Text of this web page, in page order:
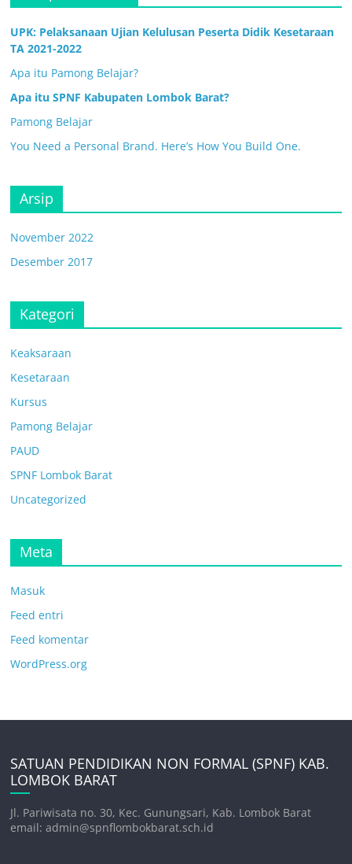
UPK: Pelaksanaan Ujian Kelulusan Peserta Didik Kesetaraan
TA 2021-2022
Apa itu Pamong Belajar?
Apa itu SPNF Kabupaten Lombok Barat?
Pamong Belajar
You Need a Personal Brand. Here’s How You Build One.
Arsip
November 2022
Desember 2017
Kategori
Keaksaraan
Kesetaraan
Kursus
Pamong Belajar
PAUD
SPNF Lombok Barat
Uncategorized
Meta
Masuk
Feed entri
Feed komentar
WordPress.org
SATUAN PENDIDIKAN NON FORMAL (SPNF) KAB.
LOMBOK BARAT
Jl. Pariwisata no. 30, Kec. Gunungsari, Kab. Lombok Barat
email: admin@spnflombokbarat.sch.id